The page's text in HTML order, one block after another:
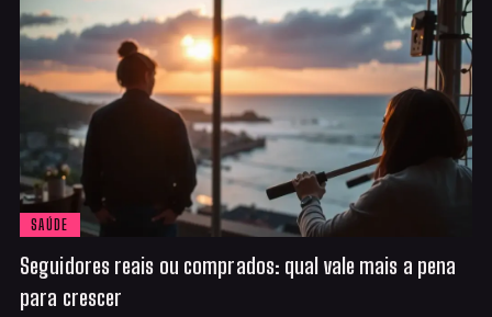
SAÚDE
Seguidores reais ou comprados: qual vale mais a pena
para crescer